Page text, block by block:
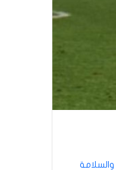
والسلامة